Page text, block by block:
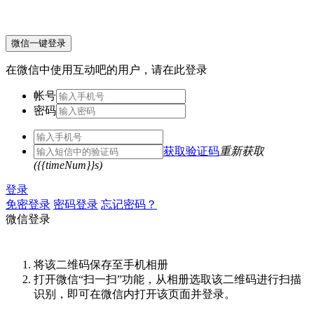
微信一键登录
在微信中使用互动吧的用户，请在此登录
帐号
密码
获取验证码重新获取
({{timeNum}}s)
登录
免密登录 密码登录 忘记密码？
微信登录
将该二维码保存至手机相册
打开微信“扫一扫”功能，从相册选取该二维码进行扫描
识别，即可在微信内打开该页面并登录。